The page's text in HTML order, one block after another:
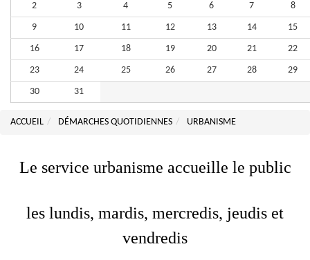
2 3 4 5 6 7 8
9 10 11 12 13 14 15
16 17 18 19 20 21 22
23 24 25 26 27 28 29
30 31
ACCUEIL DÉMARCHES QUOTIDIENNES URBANISME
Le service urbanisme accueille le public
les lundis, mardis, mercredis, jeudis et
vendredis